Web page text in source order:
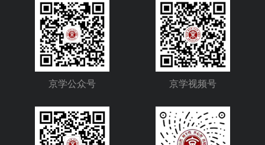
京学公众号 京学视频号